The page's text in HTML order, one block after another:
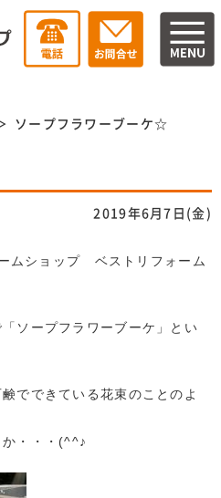
ソープフラワーブーケ☆
2019年6月7日(金)
ムショップ ベストリフォーム
ソープフラワーブーケ」とい
でできている花束のことのよ
か・・・(^^♪